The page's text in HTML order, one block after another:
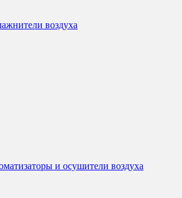
воздуха
и осушители воздуха